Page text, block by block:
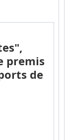
premis
de